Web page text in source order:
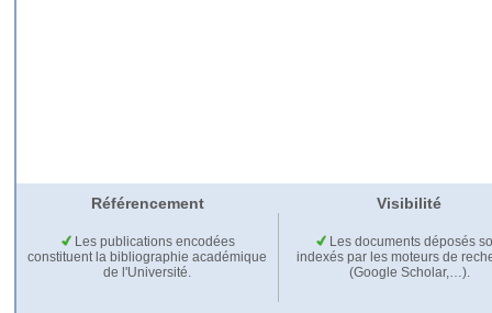
Référencement Visibilité
Les publications encodées
constituent la bibliographie académique
de l'Université.
Les documents déposés
indexés par les moteurs de
(Google Scholar,…).